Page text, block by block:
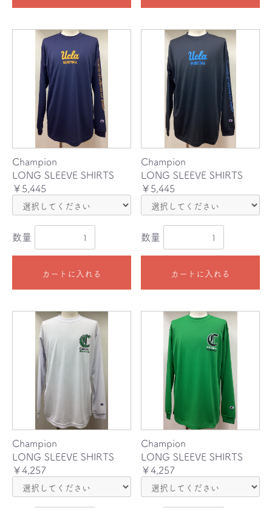
Champion
LONG SLEEVE SHIRTS
￥5,445
数量
カートに入れる
Champion
LONG SLEEVE SHIRTS
￥5,445
数量
カートに入れる
Champion
LONG SLEEVE SHIRTS
￥4,257
Champion
LONG SLEEVE SHIRTS
￥4,257